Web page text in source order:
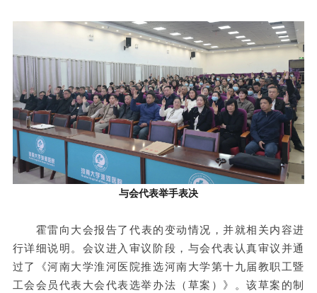
与会代表举手表决
霍雷向大会报告了代表的变动情况，并就相关内容进
行详细说明。会议进入审议阶段，与会代表认真审议并通
过了《河南大学淮河医院推选河南大学第十九届教职工暨
工会会员代表大会代表选举办法（草案）》。该草案的制